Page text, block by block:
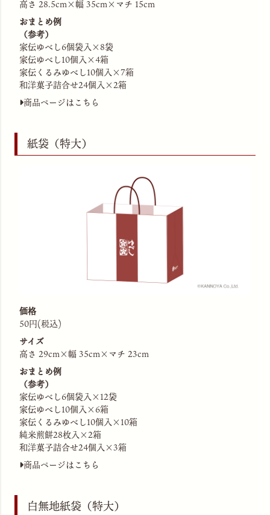
高さ 28.5cm×幅 35cm×マチ 15cm
おまとめ例
（参考）
家伝ゆべし6個袋入×8袋
家伝ゆべし10個入×4箱
家伝くるみゆべし10個入×7箱
和洋菓子詰合せ24個入×2箱
商品ページはこちら
紙袋（特大）
価格
50円(税込)
サイズ
高さ 29cm×幅 35cm×マチ 23cm
おまとめ例
（参考）
家伝ゆべし6個袋入×12袋
家伝ゆべし10個入×6箱
家伝くるみゆべし10個入×10箱
純米煎餅28枚入×2箱
和洋菓子詰合せ24個入×3箱
商品ページはこちら
白無地紙袋（特大）